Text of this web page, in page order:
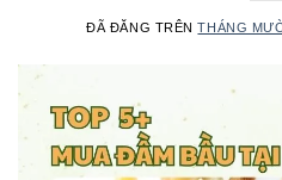
ĐÃ ĐĂNG TRÊNTHÁNG